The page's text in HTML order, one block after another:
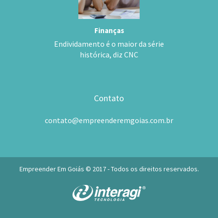
Finanças
Endividamento é o maior da série
histórica, diz CNC
Contato
contato@empreenderemgoias.com.br
Empreender Em Goiás © 2017 - Todos os direitos reservados.